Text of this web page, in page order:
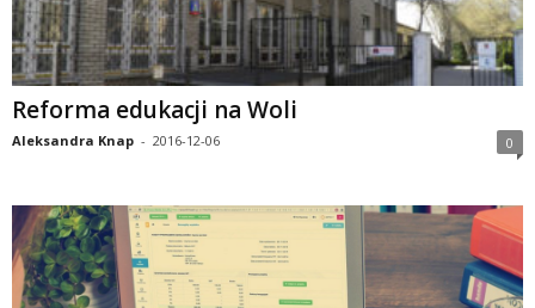
Reforma edukacji na Woli
Aleksandra Knap - 2016-12-06 0